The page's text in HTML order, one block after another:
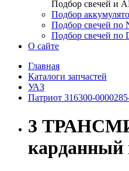
Подбор свечей и
Подбор
Подбор свечей по
Подбор свечей по
О сайте
Главная
Каталоги запчастей
УАЗ
Патриот 316300-
3
карданный